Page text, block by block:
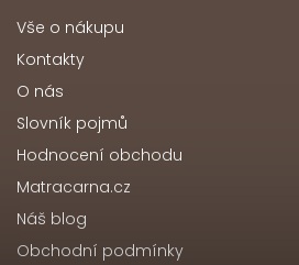
Vše o nákupu
Kontakty
O nás
Slovník pojmů
Hodnocení obchodu
Matracarna.cz
Náš blog
Obchodní podmínky